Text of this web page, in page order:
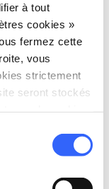
à tout
cookies »
fermez cette
vous
strictement
seront stockés
à Pise - Credit:
à
et après-
adjacentes,
et d'autres
des endroits
de la